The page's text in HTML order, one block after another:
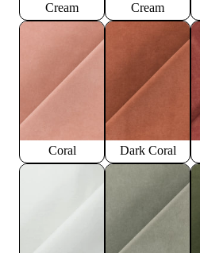
Cream Cream
Coral Dark Coral